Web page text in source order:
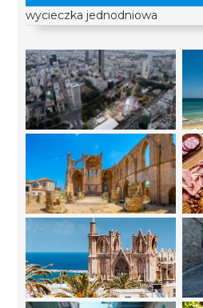
wycieczka jednodniowa